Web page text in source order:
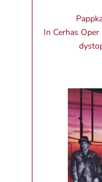
In Cerhas Oper